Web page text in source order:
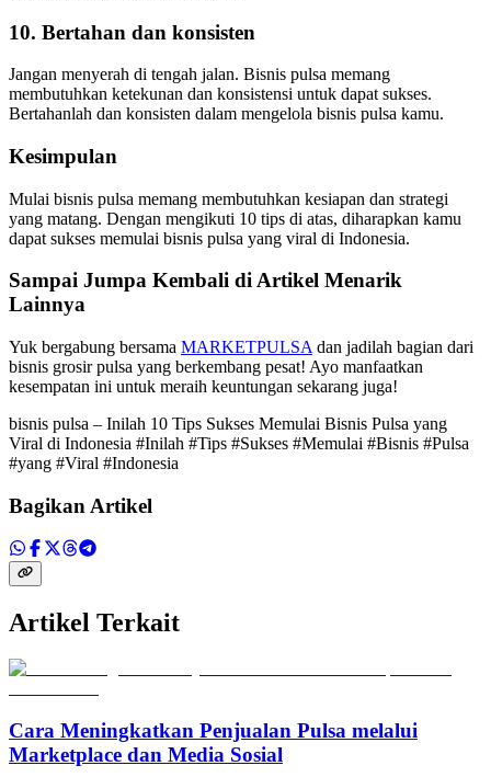
10. Bertahan dan konsisten
Jangan menyerah di tengah jalan. Bisnis pulsa memang
membutuhkan ketekunan dan konsistensi untuk dapat sukses.
Bertahanlah dan konsisten dalam mengelola bisnis pulsa kamu.
Kesimpulan
Mulai bisnis pulsa memang membutuhkan kesiapan dan strategi
yang matang. Dengan mengikuti 10 tips di atas, diharapkan kamu
dapat sukses memulai bisnis pulsa yang viral di Indonesia.
Sampai Jumpa Kembali di Artikel Menarik
Lainnya
Yuk bergabung bersama MARKETPULSA dan jadilah bagian dari
bisnis grosir pulsa yang berkembang pesat! Ayo manfaatkan
kesempatan ini untuk meraih keuntungan sekarang juga!
bisnis pulsa – Inilah 10 Tips Sukses Memulai Bisnis Pulsa yang
Viral di Indonesia #Inilah #Tips #Sukses #Memulai #Bisnis #Pulsa
#yang #Viral #Indonesia
Bagikan Artikel
Artikel Terkait
Cara Meningkatkan Penjualan Pulsa melalui
Marketplace dan Media Sosial